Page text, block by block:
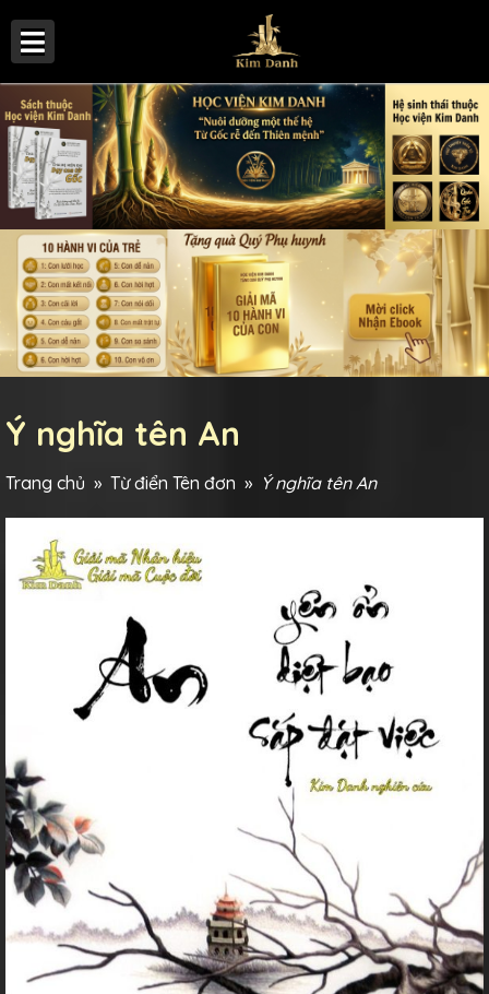
Ý nghĩa tên An
Trang chủ » Từ điển Tên đơn » Ý nghĩa tên An